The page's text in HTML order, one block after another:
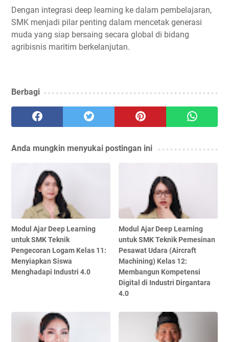
Dengan integrasi deep learning ke dalam pembelajaran,
SMK menjadi pilar penting dalam mencetak generasi
muda yang siap bersaing secara global di bidang
agribisnis maritim berkelanjutan.
Berbagi
Anda mungkin menyukai postingan ini
Modul Ajar Deep Learning
untuk SMK Teknik
Pengecoran Logam Kelas 11:
Menyiapkan Siswa
Menghadapi Industri 4.0
Modul Ajar Deep Learning
untuk SMK Teknik Pemesinan
Pesawat Udara (Aircraft
Machining) Kelas 12:
Membangun Kompetensi
Digital di Industri Dirgantara
4.0